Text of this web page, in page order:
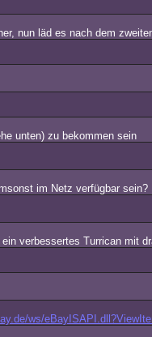
nun läd es nach dem
unten) zu bekommen sein
im Netz verfügbar sein?
verbessertes Turrican mit
ws/